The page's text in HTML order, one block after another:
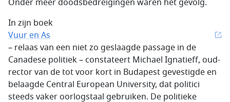
Onder meer doodsbedreigingen waren het gevolg.
In zijn boek
Vuur en As
– relaas van een niet zo geslaagde passage in de
Canadese politiek – constateert Michael Ignatieff, oud-
rector van de tot voor kort in Budapest gevestigde en
belaagde Central European University, dat politici
steeds vaker oorlogstaal gebruiken. De politieke